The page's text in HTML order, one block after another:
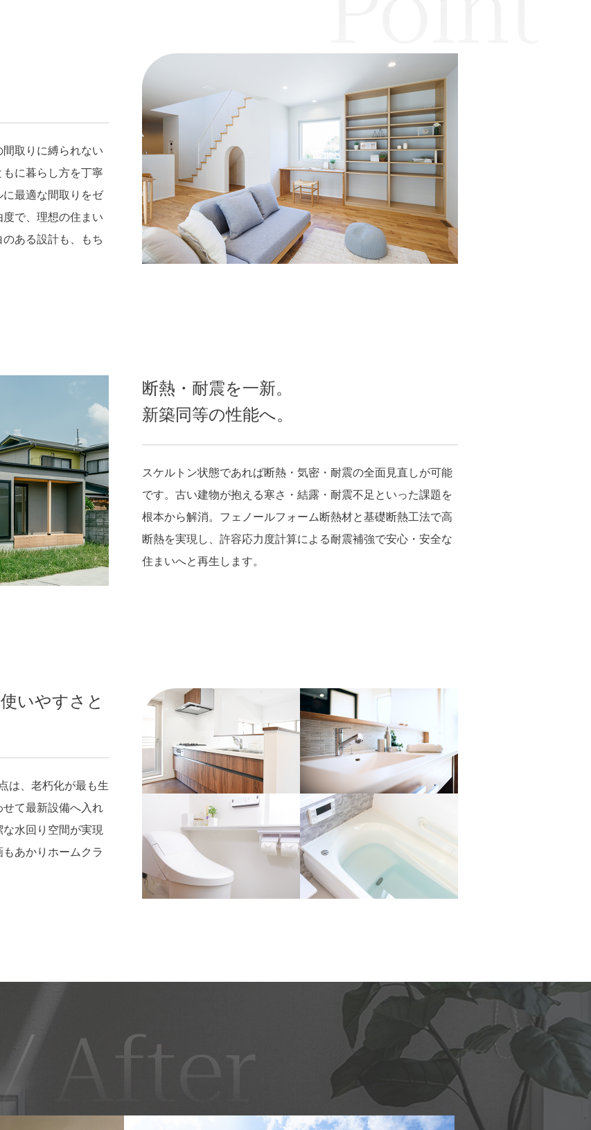
取りに縛られない
に暮らし方を丁寧
最適な間取りをゼ
で、理想の住まい
ある設計も、もち
断熱・耐震を一新。
新築同等の性能へ。
スケルトン状態であれば断熱・気密・耐震の全面見直しが可能
です。古い建物が抱える寒さ・結露・耐震不足といった課題を
根本から解消。フェノールフォーム断熱材と基礎断熱工法で高
断熱を実現し、許容応力度計算による耐震補強で安心・安全な
住まいへと再生します。
いやすさと
は、老朽化が最も生
て最新設備へ入れ
水回り空間が実現
あかりホームクラ
After